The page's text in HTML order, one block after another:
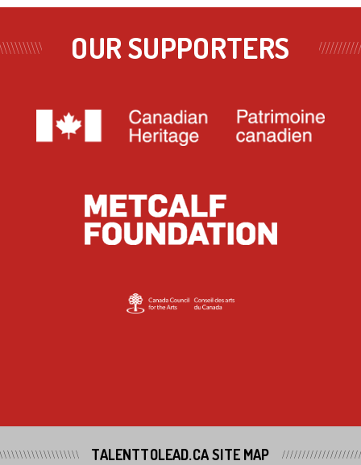
OUR SUPPORTERS
TALENTTOLEAD.CA SITE MAP